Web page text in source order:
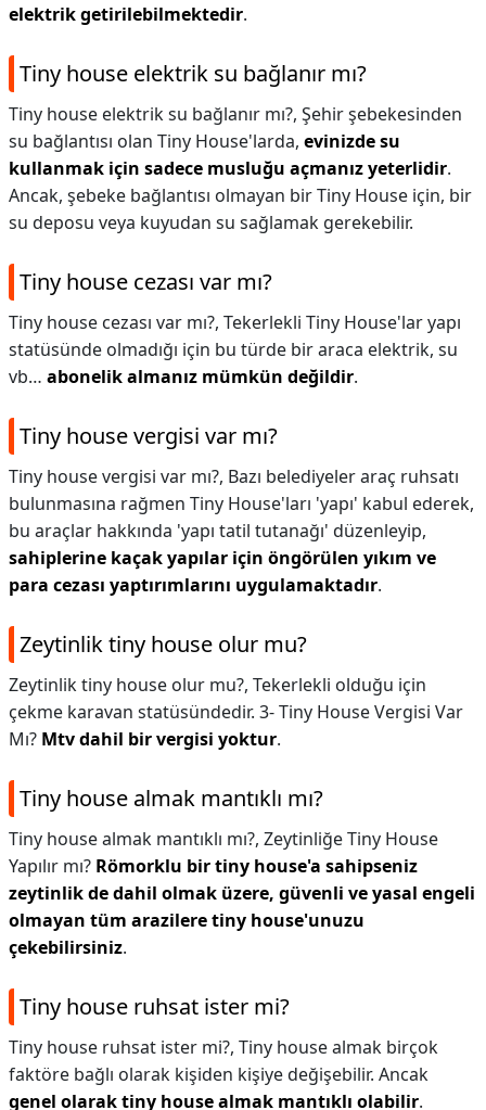
elektrik getirilebilmektedir.
Tiny house elektrik su bağlanır mı?
Tiny house elektrik su bağlanır mı?, Şehir şebekesinden
su bağlantısı olan Tiny House'larda, evinizde su
kullanmak için sadece musluğu açmanız yeterlidir.
Ancak, şebeke bağlantısı olmayan bir Tiny House için, bir
su deposu veya kuyudan su sağlamak gerekebilir.
Tiny house cezası var mı?
Tiny house cezası var mı?, Tekerlekli Tiny House'lar yapı
statüsünde olmadığı için bu türde bir araca elektrik, su
vb… abonelik almanız mümkün değildir.
Tiny house vergisi var mı?
Tiny house vergisi var mı?, Bazı belediyeler araç ruhsatı
bulunmasına rağmen Tiny House'ları 'yapı' kabul ederek,
bu araçlar hakkında 'yapı tatil tutanağı' düzenleyip,
sahiplerine kaçak yapılar için öngörülen yıkım ve
para cezası yaptırımlarını uygulamaktadır.
Zeytinlik tiny house olur mu?
Zeytinlik tiny house olur mu?, Tekerlekli olduğu için
çekme karavan statüsündedir. 3- Tiny House Vergisi Var
Mı? Mtv dahil bir vergisi yoktur.
Tiny house almak mantıklı mı?
Tiny house almak mantıklı mı?, Zeytinliğe Tiny House
Yapılır mı? Römorklu bir tiny house'a sahipseniz
zeytinlik de dahil olmak üzere, güvenli ve yasal engeli
olmayan tüm arazilere tiny house'unuzu
çekebilirsiniz.
Tiny house ruhsat ister mi?
Tiny house ruhsat ister mi?, Tiny house almak birçok
faktöre bağlı olarak kişiden kişiye değişebilir. Ancak
genel olarak tiny house almak mantıklı olabilir.